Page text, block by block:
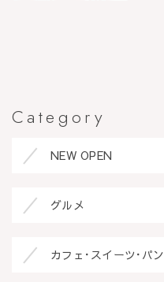
Category
NEW OPEN
グルメ
カフェ･スイーツ･パン